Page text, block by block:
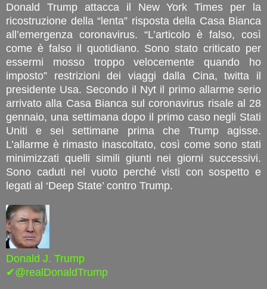
Donald Trump attacca il New York Times per la
ricostruzione della “lenta” risposta della Casa Bianca
all’emergenza coronavirus. “L’articolo è falso, così
come è falso il quotidiano. Sono stato criticato per
essermi mosso troppo velocemente quando ho
imposto” restrizioni dei viaggi dalla Cina, twitta il
presidente Usa. Secondo il Nyt il primo allarme serio
arrivato alla Casa Bianca sul coronavirus risale al 28
gennaio, una settimana dopo il primo caso negli Stati
Uniti e sei settimane prima che Trump agisse.
L’allarme è rimasto inascoltato, così come sono stati
minimizzati quelli simili giunti nei giorni successivi.
Sono caduti nel vuoto perché visti con sospetto e
legati al ‘Deep State’ contro Trump.
Donald J. Trump
✔@realDonaldTrump